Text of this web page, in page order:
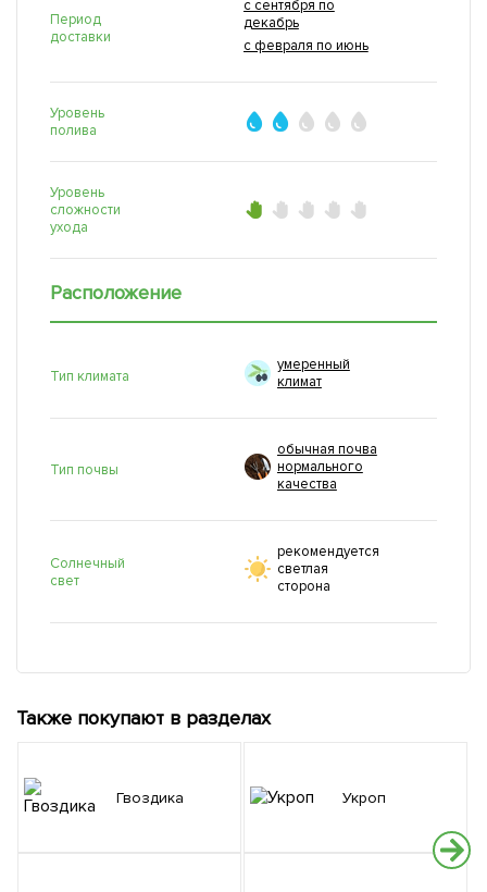
Период
доставки
с сентября по
декабрь
с февраля по июнь
Уровень
полива
Уровень
сложности
ухода
Расположение
Тип климата
умеренный
климат
Тип почвы
обычная почва
нормального
качества
Солнечный
свет
рекомендуется
светлая
сторона
Также покупают в разделах
Гвоздика Укроп